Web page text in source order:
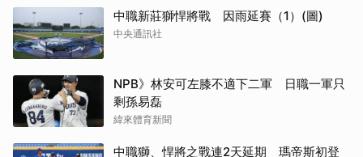
中職新莊獅悍將戰 因雨延賽（1）(圖)
中央通訊社
NPB》林安可左膝不適下二軍 日職一軍只
剩孫易磊
緯來體育新聞
中職獅、悍將之戰連2天延期 瑪帝斯初登